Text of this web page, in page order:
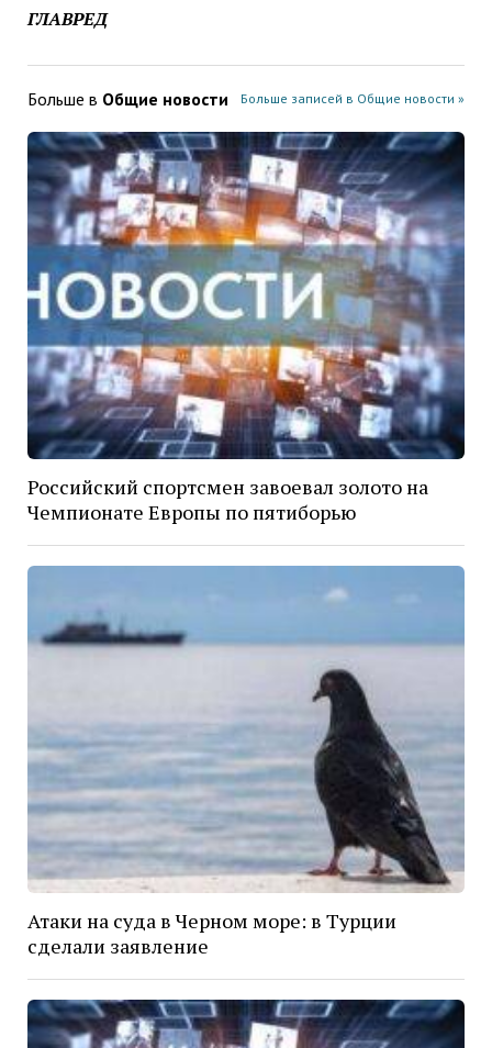
ГЛАВРЕД
Больше в Общие новости Больше записей в Общие новости »
Российский спортсмен завоевал золото на
Чемпионате Европы по пятиборью
Атаки на суда в Черном море: в Турции
сделали заявление